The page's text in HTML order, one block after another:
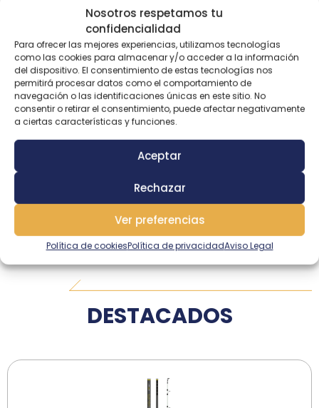
Nosotros respetamos tu
confidencialidad
Para ofrecer las mejores experiencias, utilizamos tecnologías
como las cookies para almacenar y/o acceder a la información
del dispositivo. El consentimiento de estas tecnologías nos
permitirá procesar datos como el comportamiento de
navegación o las identificaciones únicas en este sitio. No
consentir o retirar el consentimiento, puede afectar negativamente
a ciertas características y funciones.
Aceptar
Rechazar
Ver preferencias
Política de cookiesPolítica de privacidadAviso Legal
CAÑA ‘SUNSET’ KIMARRA SURF 420-3
(100/250g) – HYBRID – FUJI LCAG
SURF-CASTING ENCHUFABLES HYBRID
MÁS INFORMACIÓN
DESTACADOS